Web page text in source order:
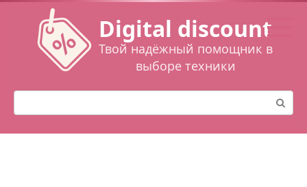
Перейти
контенту
Digital discount
Твой надёжный помощник в
выборе техники
Поиск: